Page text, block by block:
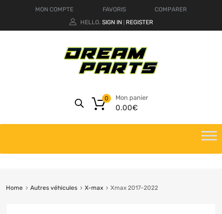
MON COMPTE FAVORIS
COMPARER
HELLO. SIGN IN REGISTER
Mon panier
0.00€
0
Home Autres véhicules X-max Xmax 2017-2022